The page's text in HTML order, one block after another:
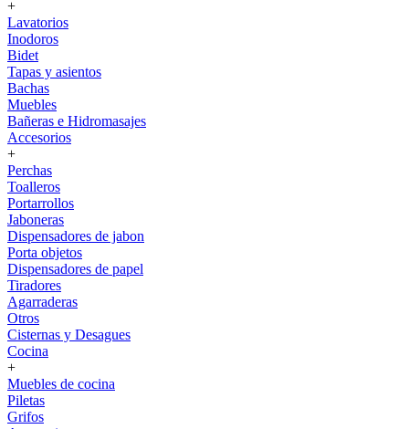
+
Lavatorios
Inodoros
Bidet
Tapas y asientos
Bachas
Muebles
Bañeras e Hidromasajes
Accesorios
+
Perchas
Toalleros
Portarrollos
Jaboneras
Dispensadores de jabon
Porta objetos
Dispensadores de papel
Tiradores
Agarraderas
Otros
Cisternas y Desagues
Cocina
+
Muebles de cocina
Piletas
Grifos